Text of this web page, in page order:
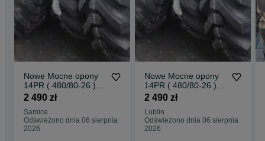
Nowe Mocne opony
14PR ( 480/80-26 )
18.4-26 JCB3CX
2 490 zł
Samice
Odświeżono dnia 06 sierpnia
2026
Nowe Mocne opony
14PR ( 480/80-26 )
18.4-26 JCB3CX
2 490 zł
Lublin
Odświeżono dnia 06 sierpnia
2026